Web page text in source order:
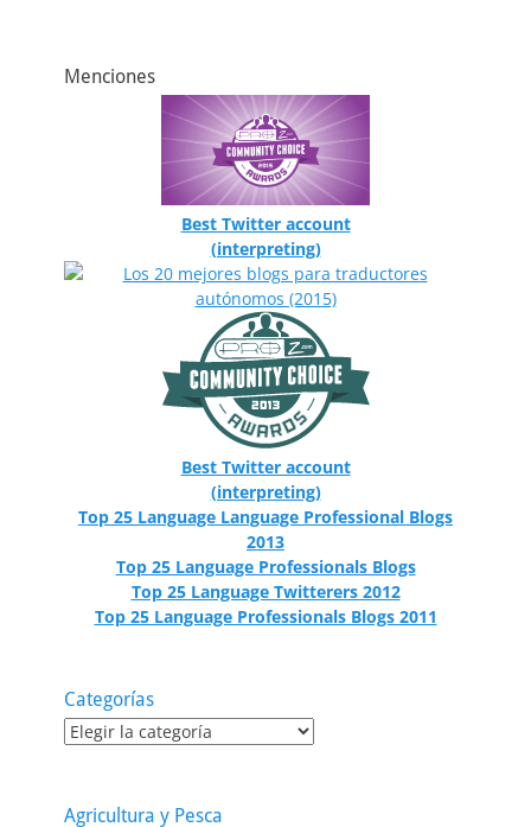
Menciones
Best Twitter account
(interpreting)
Best Twitter account
(interpreting)
Top 25 Language Language Professional Blogs
2013
Top 25 Language Professionals Blogs
Top 25 Language Twitterers 2012
Top 25 Language Professionals Blogs 2011
Categorías
Categorías
Agricultura y Pesca